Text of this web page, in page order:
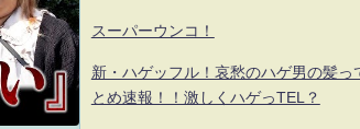
スーパーウンコ！
新・ハゲッフル！哀愁のハゲ男の髪っ
とめ速報！！激しくハゲっTEL？